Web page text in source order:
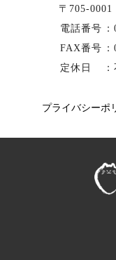
〒705-
電話番号 ：
FAX番号
定休日
プライバシーポ